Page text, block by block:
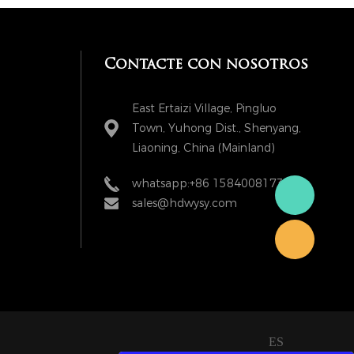
Contacte con nosotros
East Ertaizi Village, Pingluo
Town, Yuhong Dist., Shenyang,
Liaoning, China (Mainland)
whatsapp:+86 15840081738
sales@hdwysy.com
ES